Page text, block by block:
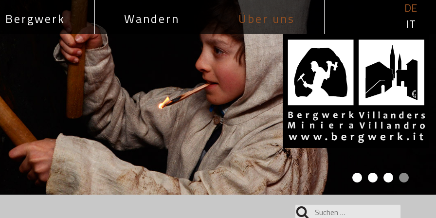
Bergwerk Wandern Über uns
DE
IT
Suchen